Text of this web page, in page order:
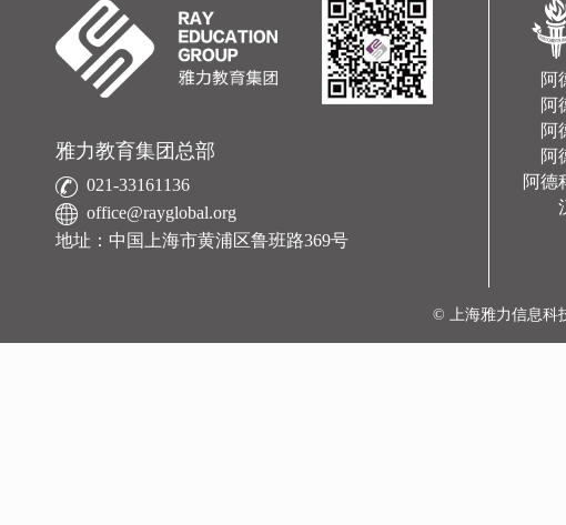
雅力教育集团总部
021-33161136
office@rayglobal.org
地址：中国上海市黄浦区鲁班路369号
阿
阿
阿
阿
阿德
© 上海雅力信息科